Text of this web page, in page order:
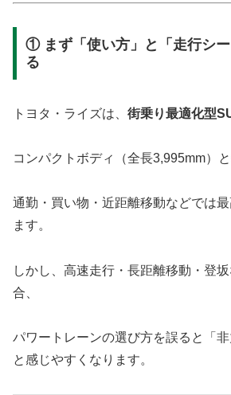
① まず「使い方」と「走行シ
る
トヨタ・ライズは、 街乗り最適化型
コンパクトボディ（全長3,995mm）
通勤・買い物・近距離移動などでは
ます。
しかし、高速走行・長距離移動・登
合、
パワートレーンの選び方を誤ると「非
と感じやすくなります。